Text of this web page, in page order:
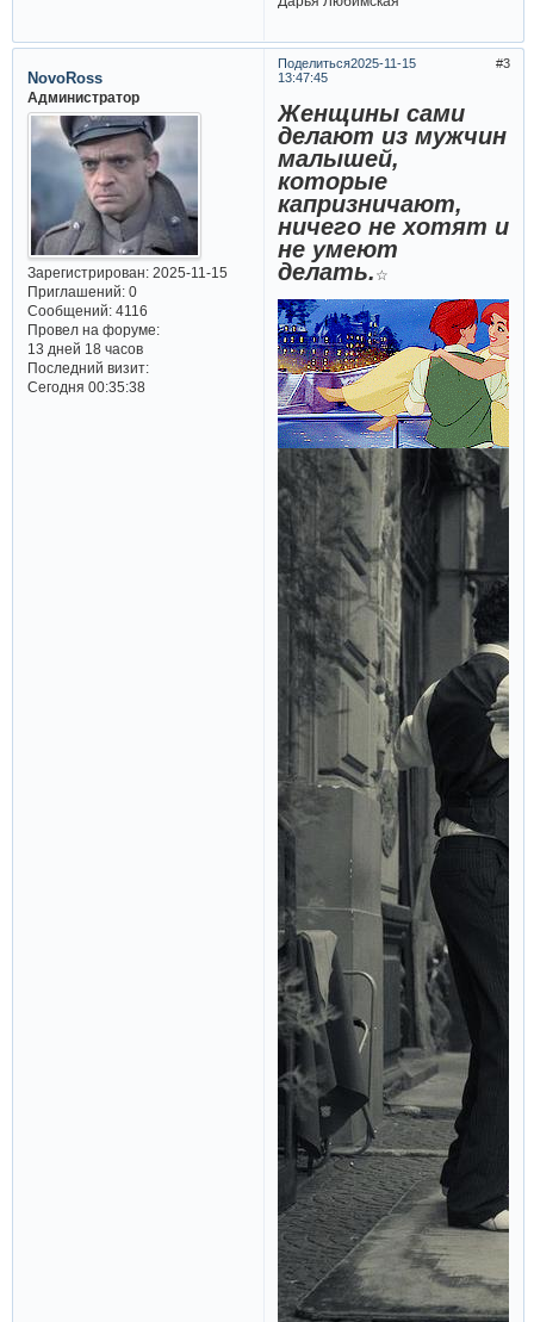
Поделиться 3
2025-11-15
13:47:45
NovoRoss
Администратор
Зарегистрирован: 2025-11-15
Приглашений:0
Сообщений:4116
Провел на форуме:
13 дней 18 часов
Последний визит:
Сегодня 00:35:38
Женщины сами
делают из мужчин
малышей,
которые
капризничают,
ничего не хотят и
не умеют
делать. ☆